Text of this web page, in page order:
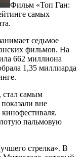
Фильм «Топ Ган:
самых
седьмое
фильмов. На
662 миллиона
1,35 миллиарда
самым
вне
пальмовую
стрелка». В